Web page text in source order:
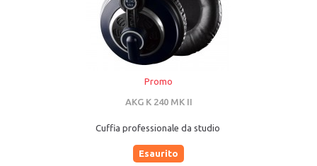
Promo
AKG K 240 MK II
Cuffia professionale da studio
Esaurito